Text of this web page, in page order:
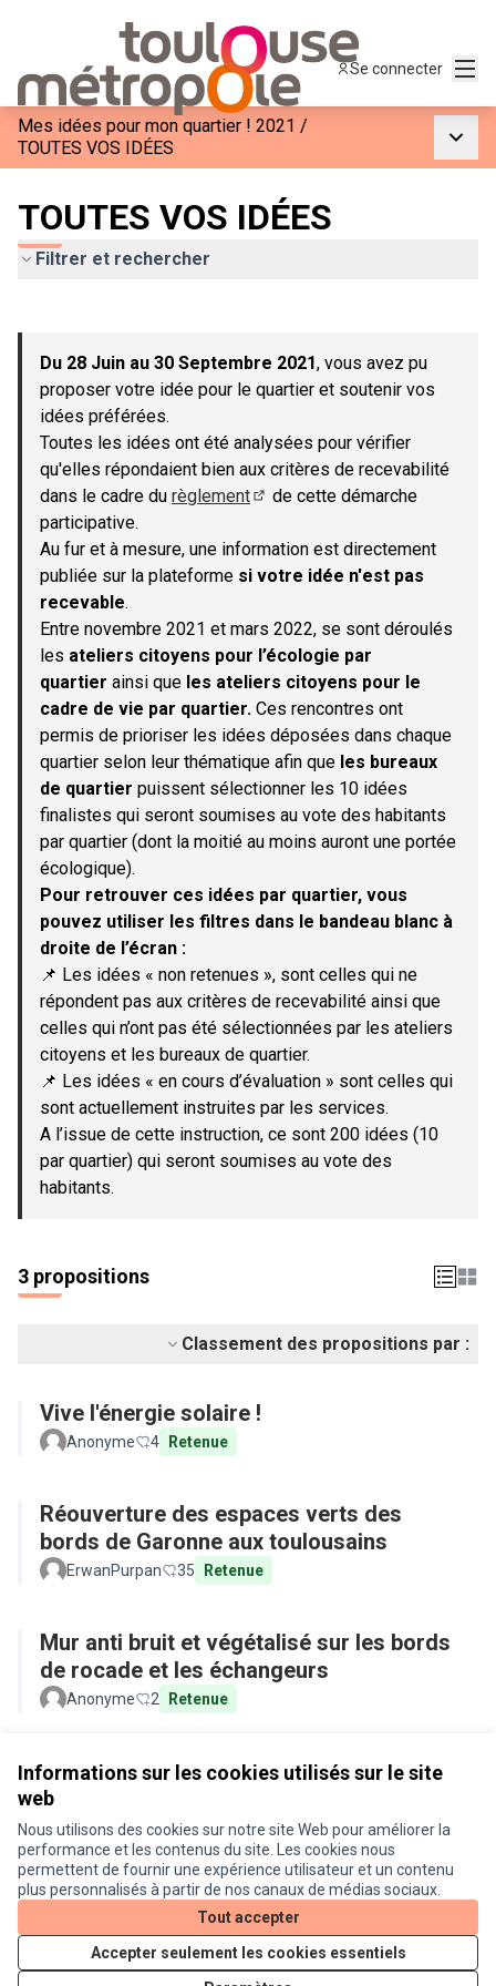
Informations sur les cookies utilisés sur le site
web
Nous utilisons des cookies sur notre site Web pour améliorer la
performance et les contenus du site. Les cookies nous
permettent de fournir une expérience utilisateur et un contenu
plus personnalisés à partir de nos canaux de médias sociaux.
Tout accepter
Accepter seulement les cookies essentiels
Se connecter
Mes idées pour mon quartier ! 2021 /
TOUTES VOS IDÉES
TOUTES VOS IDÉES
Filtrer et rechercher
−
Du 28 Juin au 30 Septembre 2021, vous avez pu
proposer votre idée pour le quartier et soutenir vos
idées préférées.
Toutes les idées ont été analysées pour vérifier
qu'elles répondaient bien aux critères de recevabilité
dans le cadre du règlement
de cette démarche
participative.
Au fur et à mesure, une information est directement
publiée sur la plateforme si votre idée n'est pas
recevable.
Entre novembre 2021 et mars 2022, se sont déroulés
les ateliers citoyens pour l’écologie par
quartier ainsi que les ateliers citoyens pour le
cadre de vie par quartier. Ces rencontres ont
permis de prioriser les idées déposées dans chaque
quartier selon leur thématique afin que les bureaux
de quartier puissent sélectionner les 10 idées
finalistes qui seront soumises au vote des habitants
par quartier (dont la moitié au moins auront une portée
écologique).
Pour retrouver ces idées par quartier, vous
pouvez utiliser les filtres dans le bandeau blanc à
droite de l’écran :
📌 Les idées « non retenues », sont celles qui ne
répondent pas aux critères de recevabilité ainsi que
celles qui n’ont pas été sélectionnées par les ateliers
citoyens et les bureaux de quartier.
📌 Les idées « en cours d’évaluation » sont celles qui
sont actuellement instruites par les services.
A l’issue de cette instruction, ce sont 200 idées (10
par quartier) qui seront soumises au vote des
habitants.
3 propositions
Classement des propositions par :
Vive l'énergie solaire !
Anonyme 4 Retenue
Réouverture des espaces verts des
bords de Garonne aux toulousains
ErwanPurpan 35 Retenue
Mur anti bruit et végétalisé sur les bords
de rocade et les échangeurs
Anonyme 2 Retenue
Conditions d'utilisation
Paramètres des cookies
Je participe ! sur X
(Lien externe)
Je participe ! sur Facebook
Je participe ! sur Instagram
Licence
(Lien